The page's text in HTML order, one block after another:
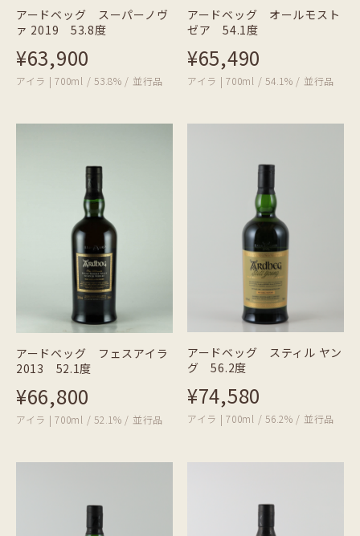
アードベッグ スーパーノヴ
ァ 2019 53.8度
¥63,900
アイラ | 700ml / 53.8% / 並行品
アードベッグ オールモスト
ゼア 54.1度
¥65,490
アイラ | 700ml / 54.1% / 並行品
アードベッグ フェスアイラ
2013 52.1度
¥66,800
アイラ | 700ml / 52.1% / 並行品
アードベッグ スティル ヤン
グ 56.2度
¥74,580
アイラ | 700ml / 56.2% / 並行品